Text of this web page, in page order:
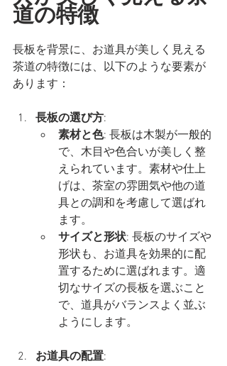
道の特徴
長板を背景に、お道具が美しく見える
茶道の特徴には、以下のような要素が
あります：
長板の選び方:
素材と色: 長板は木製が一般的
で、木目や色合いが美しく整
えられています。素材や仕上
げは、茶室の雰囲気や他の道
具との調和を考慮して選ばれ
ます。
サイズと形状: 長板のサイズや
形状も、お道具を効果的に配
置するために選ばれます。適
切なサイズの長板を選ぶこと
で、道具がバランスよく並ぶ
ようにします。
お道具の配置: